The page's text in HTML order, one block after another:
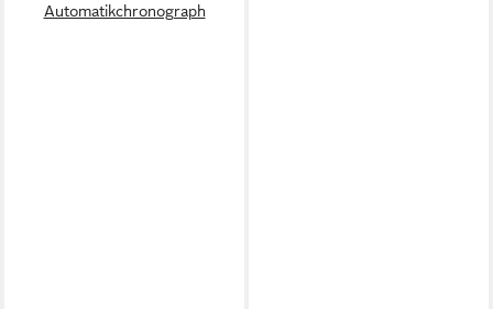
Automatikchronograph